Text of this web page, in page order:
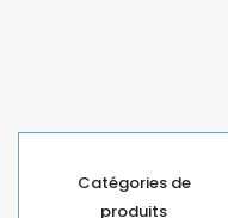
Catégories de
produits